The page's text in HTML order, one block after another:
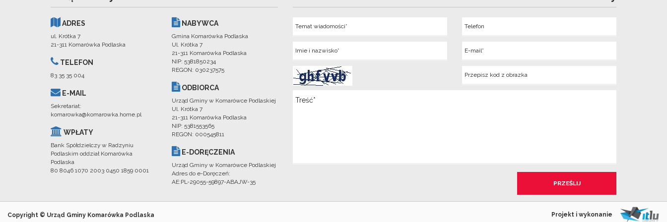
ADRES
ul. Krótka 7
21-311 Komarówka Podlaska
TELEFON
83 35 35 004
E-MAIL
Sekretariat:
komarowka@komarowka.home.pl
WPŁATY
Bank Spółdzielczy w Radzyniu
Podlaskim oddział Komarówka
Podlaska
80 8046 1070 2003 0450 1859 0001
NABYWCA
Gmina Komarówka Podlaska
Ul. Krótka 7
21-311 Komarówka Podlaska
NIP: 5381850234
REGON: 030237575
ODBIORCA
Urząd Gminy w Komarówce Podlaskiej
Ul. Krótka 7
21-311 Komarówka Podlaska
NIP: 5381553565
REGON: 000545811
E-DORĘCZENIA
Urząd Gminy w Komarówce Podlaskiej
Adres do e-Doręczeń:
AE:PL-29055-59897-ABAJW-35
Copyright © Urząd Gminy Komarówka Podlaska Projekt i wykonanie